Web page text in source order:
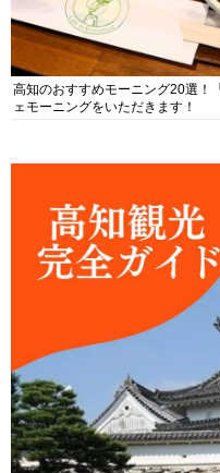
高知のおすすめモーニング20選！
ェモーニングをいただきます！